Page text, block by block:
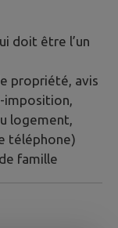
doit être l’un
propriété, avis
imposition,
logement,
téléphone)
famille